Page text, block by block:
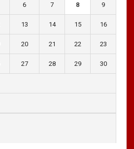
6 7 8 9
13 14 15 16
20 21 22 23
27 28 29 30